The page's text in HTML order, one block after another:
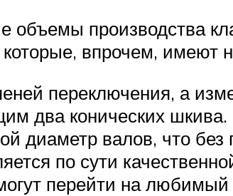
объемы производства
впрочем, имеют
переключения, а
два конических
диаметр валов, что
по сути
перейти на